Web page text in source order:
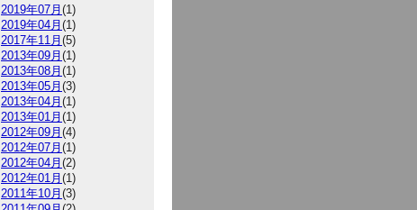
2019年07月(1)
2019年04月(1)
2017年11月(5)
2013年09月(1)
2013年08月(1)
2013年05月(3)
2013年04月(1)
2013年01月(1)
2012年09月(4)
2012年07月(1)
2012年04月(2)
2012年01月(1)
2011年10月(3)